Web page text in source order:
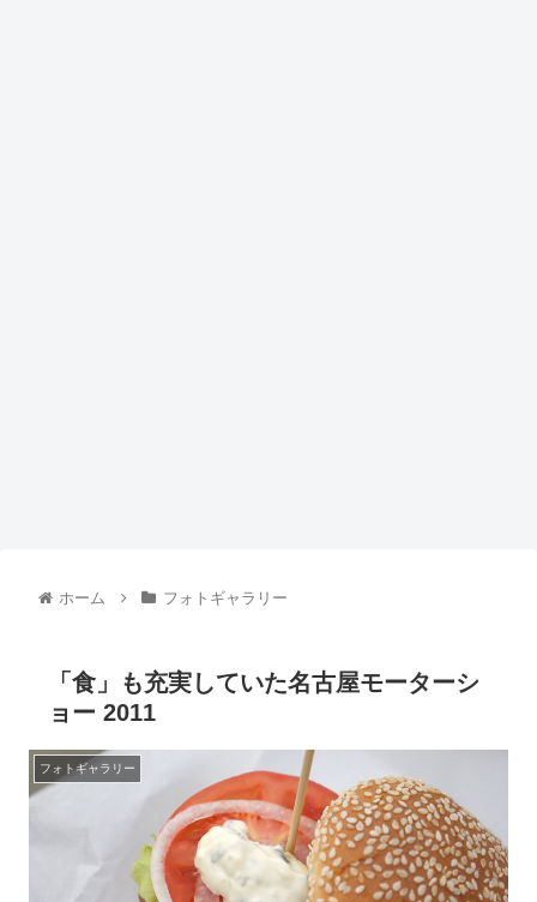
ホーム フォトギャラリー
「食」も充実していた名古屋モーターシ
ョー 2011
フォトギャラリー